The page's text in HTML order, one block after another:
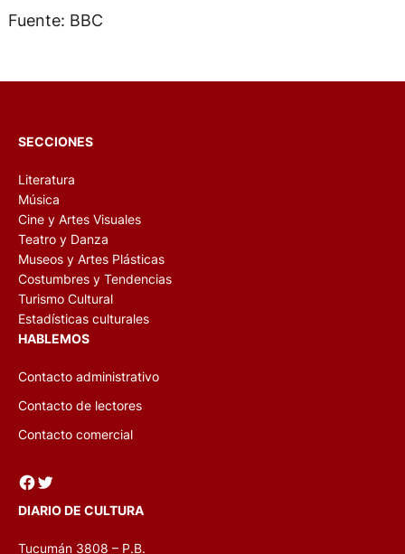
Fuente: BBC
SECCIONES
Literatura
Música
Cine y Artes Visuales
Teatro y Danza
Museos y Artes Plásticas
Costumbres y Tendencias
Turismo Cultural
Estadísticas culturales
HABLEMOS
Contacto administrativo
Contacto de lectores
Contacto comercial
Facebook Twitter
DIARIO DE CULTURA
Tucumán 3808 – P.B.